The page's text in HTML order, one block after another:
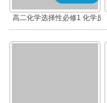
高二化学选择性必修1 化学反
应原理